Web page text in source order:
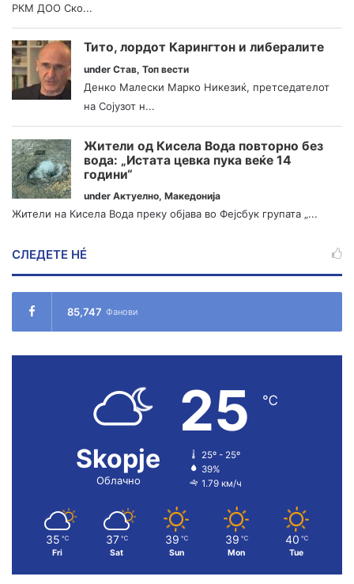
РКМ ДОО Ско...
Тито, лордот Карингтон и либералите
under Став, Топ вести
Денко Малески Марко Никезиќ, претседателот
на Сојузот н...
Жители од Кисела Вода повторно без
вода: „Истата цевка пука веќе 14
години“
under Актуелно, Македонија
Жители на Кисела Вода преку објава во Фејсбук групата „...
СЛЕДЕТЕ НÉ
85,747 Фанови
Skopje
Облачно
25 ℃
25º - 25º
39%
1.79 км/ч
35 ℃
Fri
37 ℃
Sat
39 ℃
Sun
39 ℃
Mon
40 ℃
Tue